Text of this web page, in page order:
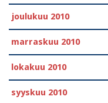
joulukuu 2010
marraskuu 2010
lokakuu 2010
syyskuu 2010